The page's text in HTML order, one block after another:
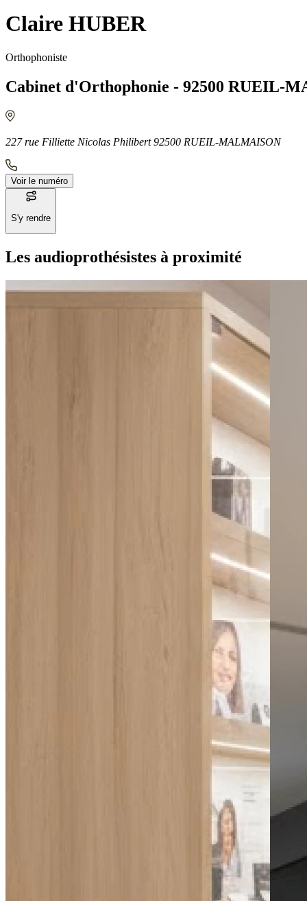
Claire HUBER
Orthophoniste
Cabinet d'Orthophonie - 92500 RUEIL-
227 rue Filliette Nicolas Philibert 92500 RUEIL-MALMAISON
Voir le numéro
S'y rendre
Les audioprothésistes à proximité